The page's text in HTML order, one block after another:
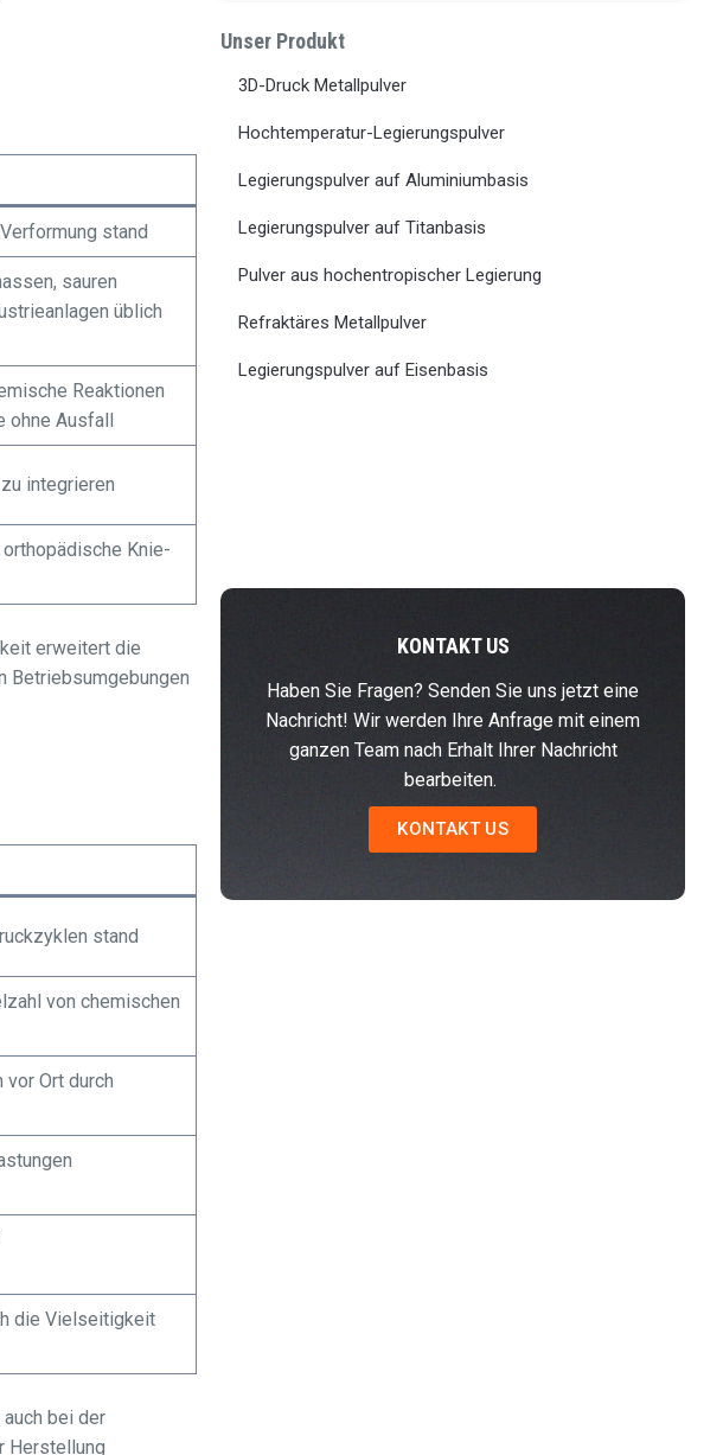
stand
sauren
üblich
Reaktionen
ohne Ausfall
integrieren
Knie-
erweitert die
Betriebsumgebungen
stand
von chemischen
vor Ort durch
die Vielseitigkeit
bei der
Herstellung
Unser Produkt
3D-Druck Metallpulver
Hochtemperatur-Legierungspulver
Legierungspulver auf Aluminiumbasis
Legierungspulver auf Titanbasis
Pulver aus hochentropischer Legierung
Refraktäres Metallpulver
Legierungspulver auf Eisenbasis
KONTAKT US
Haben Sie Fragen? Senden Sie uns jetzt eine
Nachricht! Wir werden Ihre Anfrage mit einem
ganzen Team nach Erhalt Ihrer Nachricht
bearbeiten.
KONTAKT US